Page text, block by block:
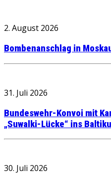
2. August 2026
Bombenanschlag in
31. Juli 2026
Bundeswehr-Konvoi mit
„Suwalki-Lücke“ ins
30. Juli 2026